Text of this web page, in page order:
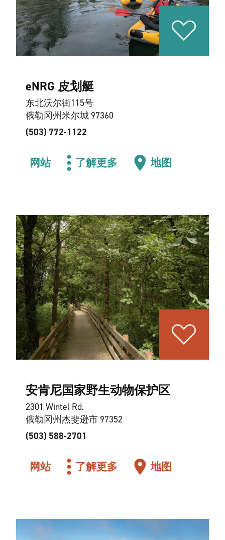
eNRG 皮划艇
东北沃尔街115号
俄勒冈州米尔城 97360
(503) 772-1122
网站 了解更多 地图
安肯尼国家野生动物保护区
2301 Wintel Rd.
俄勒冈州杰斐逊市 97352
(503) 588-2701
网站 了解更多 地图